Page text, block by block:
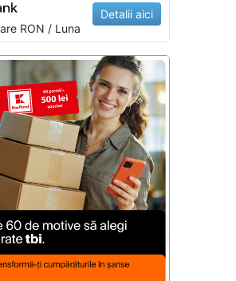
RON / Luna
Detalii aici